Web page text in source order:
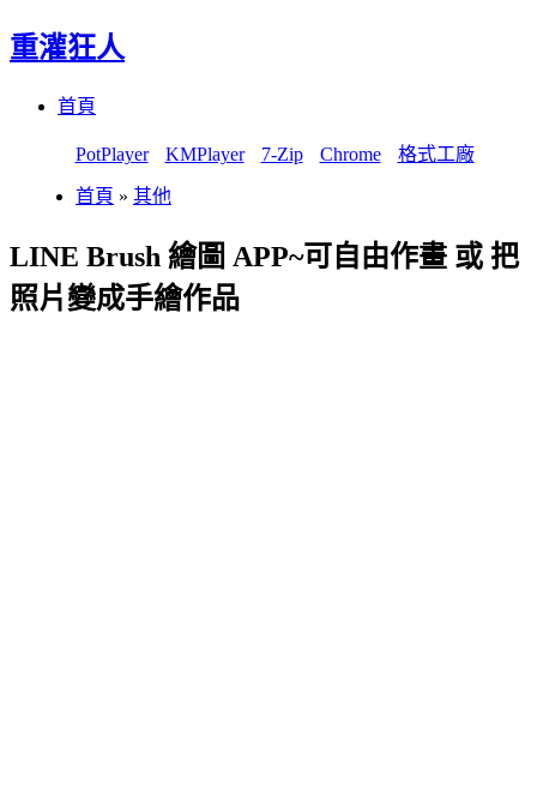
重灌狂人
首頁
PotPlayer KMPlayer 7-Zip Chrome 格式工廠
首頁 » 其他
LINE Brush 繪圖 APP~可自由作畫 或 把
照片變成手繪作品